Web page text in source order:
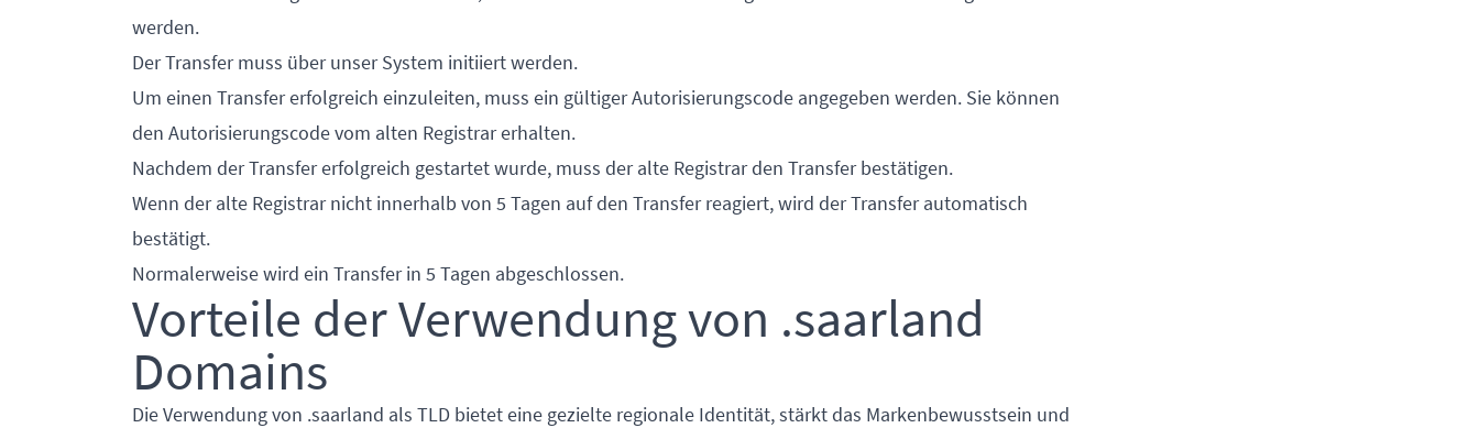
werden.
Der Transfer muss über unser System initiiert werden.
Um einen Transfer erfolgreich einzuleiten, muss ein gültiger Autorisierungscode angegeben werden. Sie können
den Autorisierungscode vom alten Registrar erhalten.
Nachdem der Transfer erfolgreich gestartet wurde, muss der alte Registrar den Transfer bestätigen.
Wenn der alte Registrar nicht innerhalb von 5 Tagen auf den Transfer reagiert, wird der Transfer automatisch
bestätigt.
Normalerweise wird ein Transfer in 5 Tagen abgeschlossen.
Vorteile der Verwendung von .saarland
Domains
Die Verwendung von .saarland als TLD bietet eine gezielte regionale Identität, stärkt das Markenbewusstsein und